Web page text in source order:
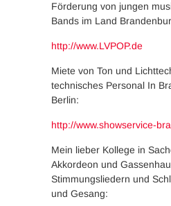
Förderung von jungen
Bands im Land
http://www.LVPOP.de
Miete von Ton und
technisches Personal In
Berlin:
http://www.showservice-
Mein lieber Kollege in
Akkordeon und
Stimmungsliedern und
und Gesang: